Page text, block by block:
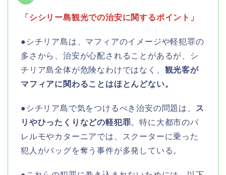
「シシリー島観光での治安に関するポイント」
●シチリア島は、マフィアのイメージや軽犯罪の
多さから、治安が心配されることがあるが、シ
チリア島全体が危険なわけではなく、 観光客が
マフィアに関わることはほとんどない。
●シチリア島で気をつけるべき治安の問題は、
ス
リやひったくりなどの軽犯罪。特に大都市のパ
レルモやカターニアでは、スクーターに乗った
犯人がバッグを奪う事件が多発している。